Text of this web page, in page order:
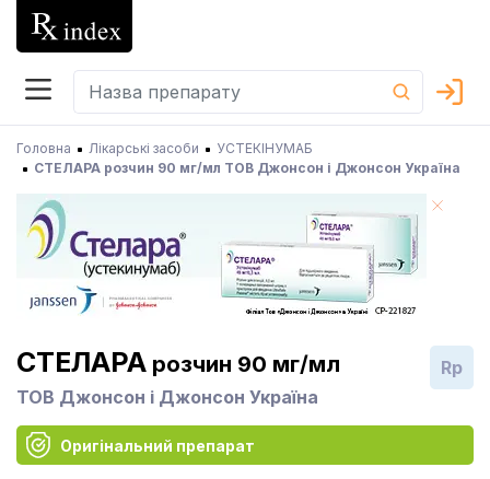
Головна Лікарські засоби
УСТЕКІНУМАБ
СТЕЛАРА розчин 90 мг/мл ТОВ Джонсон і Джонсон Україна
СТЕЛАРА розчин 90 мг/мл
ТОВ Джонсон і Джонсон Україна
Rp
Оригінальний препарат